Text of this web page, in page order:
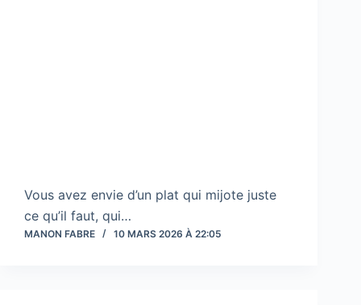
Vous avez envie d’un plat qui mijote juste
ce qu’il faut, qui…
MANON FABRE 10 MARS 2026 À 22:05